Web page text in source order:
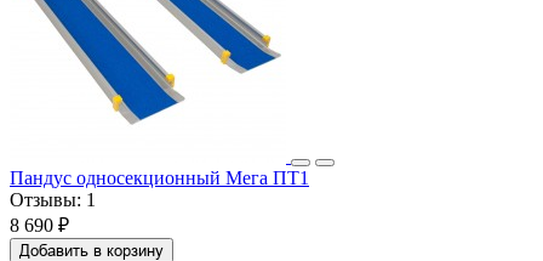
Пандус односекционный Мега ПТ1
Отзывы: 1
8 690 ₽
Добавить в корзину